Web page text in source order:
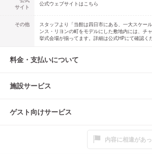
サイト
公式ウェブサイトはこちら
その他
スタッフより「当館は四日市にある、一大スケー
ンス・リヨンの町をモデルにした敷地内には、チ
挙式会場が揃ってます。詳細は公式HPにて確認く
料金・支払いについて
施設サービス
ゲスト向けサービス
内容に相違があ